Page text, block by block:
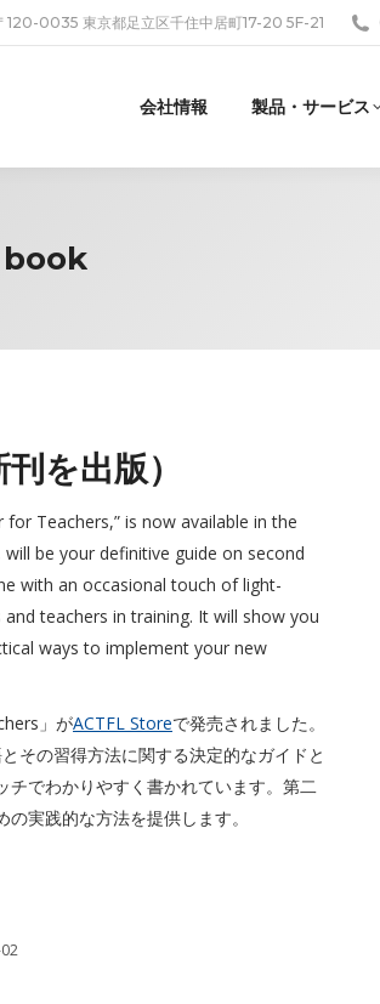
120-0035 東京都足立区千住中居町17-20 5F-21
会社情報 製品・サービス
book
を出版）
Teachers,” is now available in the
be your definitive guide on second
with an occasional touch of light-
teachers in training. It will show you
ways to implement your new
」がACTFL Storeで発売されました。
その習得方法に関する決定的なガイドと
チでわかりやすく書かれています。第二
実践的な方法を提供します。